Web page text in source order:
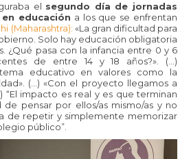
el segundo día de jornadas
educación a los que se enfrentan
(Maharashtra): «La gran dificultad para
Solo hay educación obligatoria
¿Qué pasa con la infancia entre 0 y 6
de entre 14 y 18 años?». (…)
educativo en valores como la
(…) «Con el proyecto llegamos a
“El impacto es real y es que terminan
pensar por ellos/as mismo/as y no
de repetir y simplemente memorizar
público”.